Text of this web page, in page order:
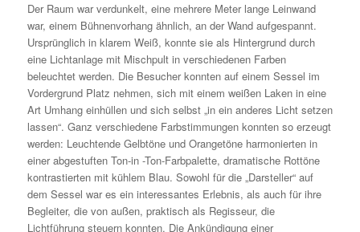
Der Raum war verdunkelt, eine mehrere Meter lange Leinwand
war, einem Bühnenvorhang ähnlich, an der Wand aufgespannt.
Ursprünglich in klarem Weiß, konnte sie als Hintergrund durch
eine Lichtanlage mit Mischpult in verschiedenen Farben
beleuchtet werden. Die Besucher konnten auf einem Sessel im
Vordergrund Platz nehmen, sich mit einem weißen Laken in eine
Art Umhang einhüllen und sich selbst „in ein anderes Licht setzen
lassen“. Ganz verschiedene Farbstimmungen konnten so erzeugt
werden: Leuchtende Gelbtöne und Orangetöne harmonierten in
einer abgestuften Ton-in -Ton-Farbpalette, dramatische Rottöne
kontrastierten mit kühlem Blau. Sowohl für die „Darsteller“ auf
dem Sessel war es ein interessantes Erlebnis, als auch für ihre
Begleiter, die von außen, praktisch als Regisseur, die
Lichtführung steuern konnten. Die Ankündigung einer